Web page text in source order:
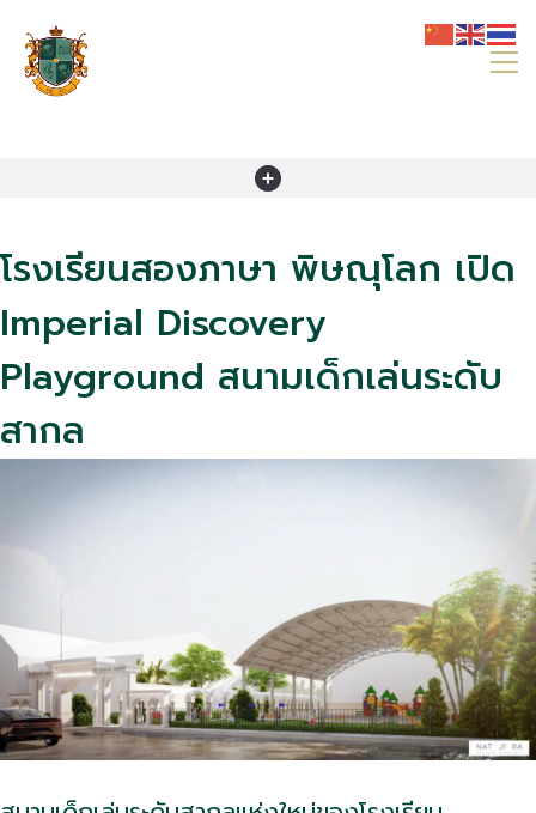
โรงเรียนสองภาษา พิษณุโลก เปิด
Imperial Discovery
Playground สนามเด็กเล่นระดับ
สากล